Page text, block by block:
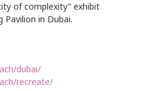
of complexity” exhibit
in Dubai.
dubai/
recreate/